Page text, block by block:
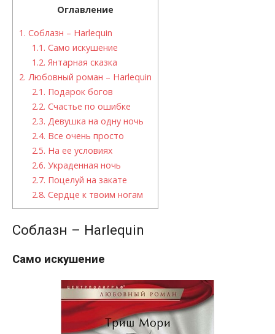
Оглавление
1. Соблазн – Harlequin
1.1. Само искушение
1.2. Янтарная сказка
2. Любовный роман – Harlequin
2.1. Подарок богов
2.2. Счастье по ошибке
2.3. Девушка на одну ночь
2.4. Все очень просто
2.5. На ее условиях
2.6. Украденная ночь
2.7. Поцелуй на закате
2.8. Сердце к твоим ногам
Соблазн – Harlequin
Само искушение